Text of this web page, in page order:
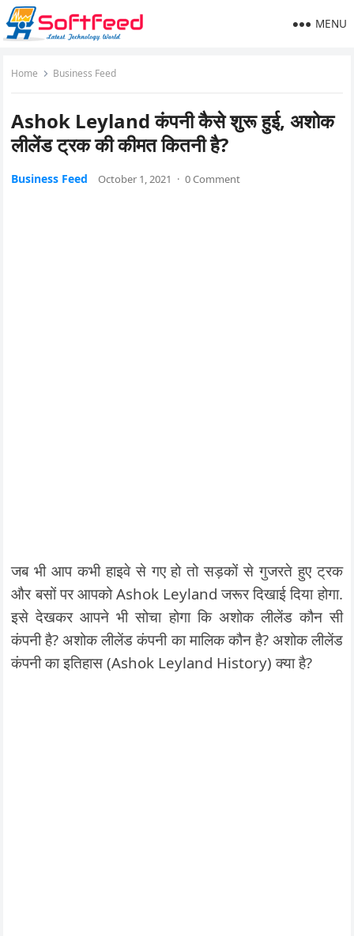
MENU
Home Business Feed
Ashok Leyland कंपनी कैसे शुरू हुई, अशोक
लीलेंड ट्रक की कीमत कितनी है?
Business Feed October 1, 2021 · 0 Comment
जब भी आप कभी हाइवे से गए हो तो सड़कों से गुजरते हुए ट्रक
और बसों पर आपको Ashok Leyland जरूर दिखाई दिया होगा.
इसे देखकर आपने भी सोचा होगा कि अशोक लीलेंड कौन सी
कंपनी है? अशोक लीलेंड कंपनी का मालिक कौन है? अशोक लीलेंड
कंपनी का इतिहास (Ashok Leyland History) क्या है?